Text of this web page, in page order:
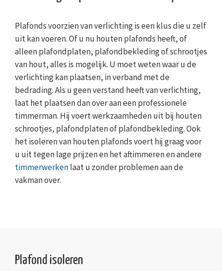
Plafonds voorzien van verlichting is een klus die u zelf
uit kan voeren. Of u nu houten plafonds heeft, of
alleen plafondplaten, plafondbekleding of schrootjes
van hout, alles is mogelijk. U moet weten waar u de
verlichting kan plaatsen, in verband met de
bedrading. Als u geen verstand heeft van verlichting,
laat het plaatsen dan over aan een professionele
timmerman. Hij voert werkzaamheden uit bij houten
schrootjes, plafondplaten of plafondbekleding. Ook
het isoleren van houten plafonds voert hij graag voor
u uit tegen lage prijzen en het aftimmeren en andere
timmerwerkenlaat u zonder problemen aan de
vakman over.
Plafond isoleren